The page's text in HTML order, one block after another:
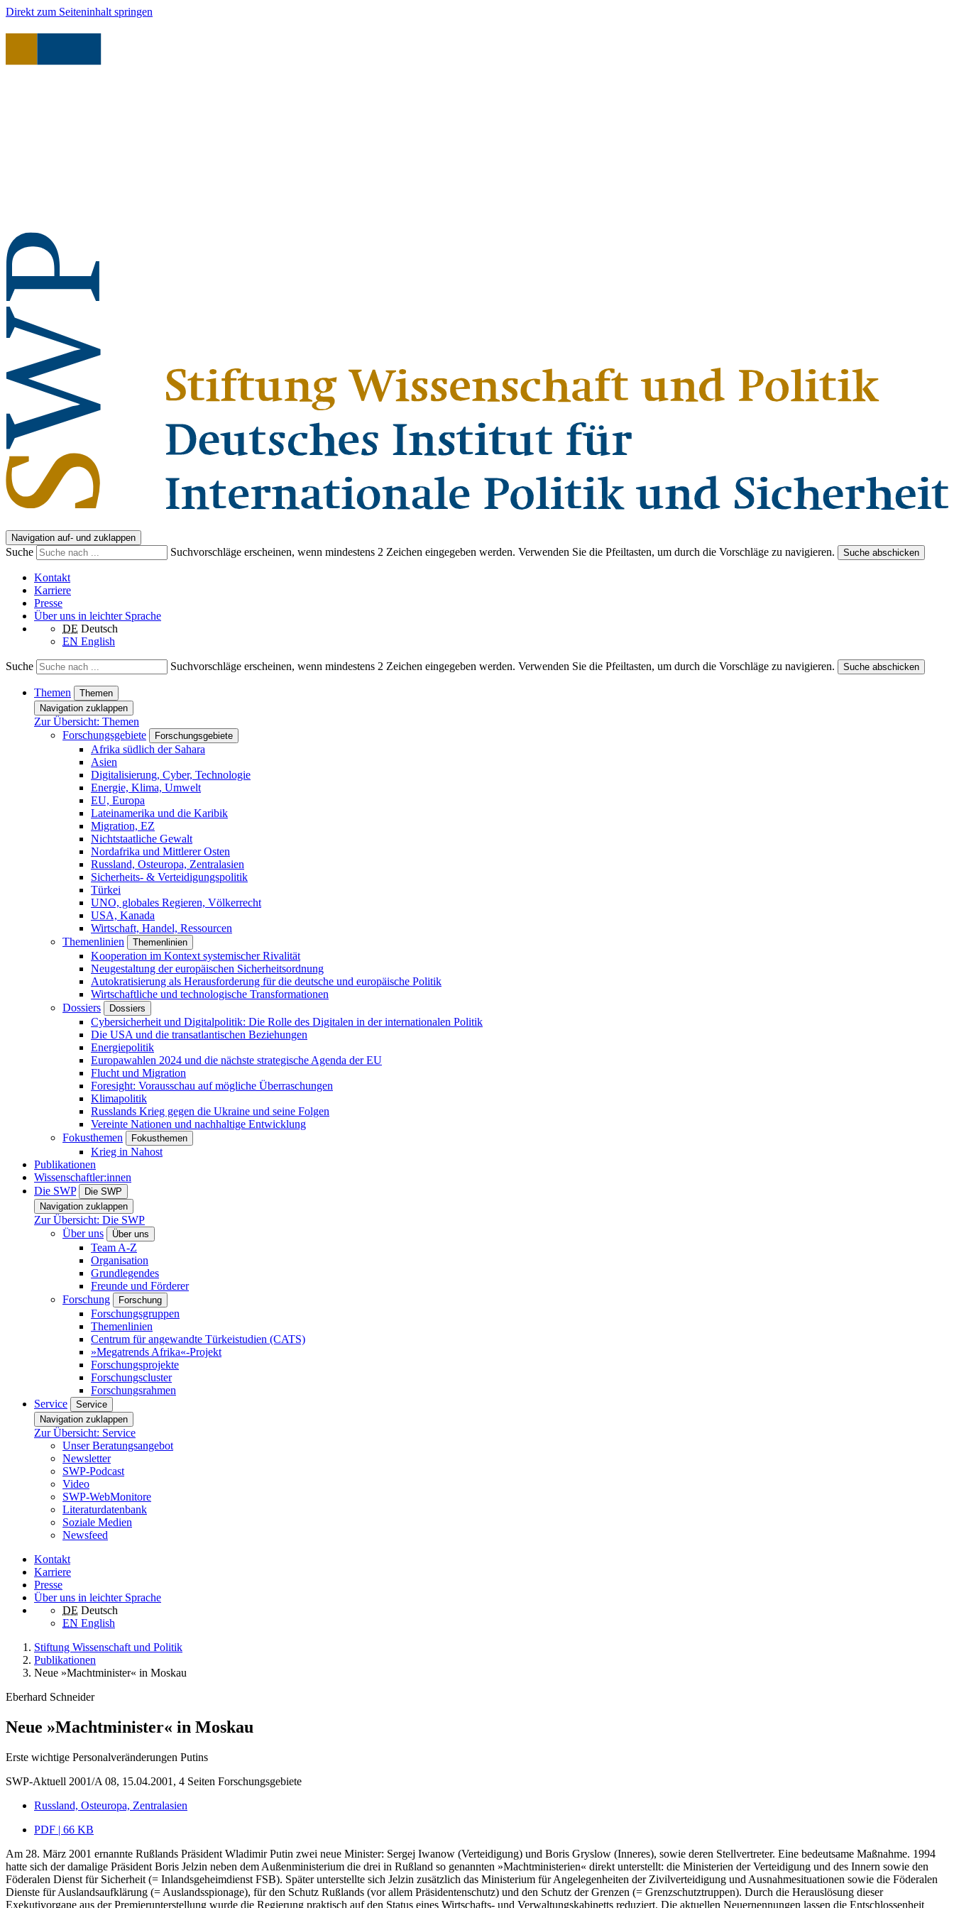
Direkt zum Seiteninhalt springen
Navigation auf- und zuklappen
Suche Suchvorschläge erscheinen, wenn mindestens 2 Zeichen eingegeben werden. Verwenden Sie die Pfeiltasten, um durch die Vorschläge zu navigieren. Suche abschicken
Kontakt
Karriere
Presse
Über uns in leichter Sprache
DE Deutsch
EN English
Suche Suchvorschläge erscheinen, wenn mindestens 2 Zeichen eingegeben werden. Verwenden Sie die Pfeiltasten, um durch die Vorschläge zu navigieren. Suche abschicken
Themen
Themen
Navigation zuklappen
Zur Übersicht: Themen
Forschungsgebiete
Forschungsgebiete
Afrika südlich der Sahara
Asien
Digitalisierung, Cyber, Technologie
Energie, Klima, Umwelt
EU, Europa
Lateinamerika und die Karibik
Migration, EZ
Nichtstaatliche Gewalt
Nordafrika und Mittlerer Osten
Russland, Osteuropa, Zentralasien
Sicherheits- & Verteidigungspolitik
Türkei
UNO, globales Regieren, Völkerrecht
USA, Kanada
Wirtschaft, Handel, Ressourcen
Themenlinien
Themenlinien
Kooperation im Kontext systemischer Rivalität
Neugestaltung der europäischen Sicherheitsordnung
Autokratisierung als Herausforderung für die deutsche und europäische Politik
Wirtschaftliche und technologische Transformationen
Dossiers
Dossiers
Cybersicherheit und Digitalpolitik: Die Rolle des Digitalen in der internationalen Politik
Die USA und die transatlantischen Beziehungen
Energiepolitik
Europawahlen 2024 und die nächste strategische Agenda der EU
Flucht und Migration
Foresight: Vorausschau auf mögliche Überraschungen
Klimapolitik
Russlands Krieg gegen die Ukraine und seine Folgen
Vereinte Nationen und nachhaltige Entwicklung
Fokusthemen
Fokusthemen
Krieg in Nahost
Publikationen
Wissenschaftler:innen
Die SWP
Die SWP
Navigation zuklappen
Zur Übersicht: Die SWP
Über uns
Über uns
Team A-Z
Organisation
Grundlegendes
Freunde und Förderer
Forschung
Forschung
Forschungsgruppen
Themenlinien
Centrum für angewandte Türkeistudien (CATS)
»Megatrends Afrika«-Projekt
Forschungsprojekte
Forschungscluster
Forschungsrahmen
Service
Service
Navigation zuklappen
Zur Übersicht: Service
Unser Beratungsangebot
Newsletter
SWP-Podcast
Video
SWP-WebMonitore
Literaturdatenbank
Soziale Medien
Newsfeed
Kontakt
Karriere
Presse
Über uns in leichter Sprache
DE Deutsch
EN English
Stiftung Wissenschaft und Politik
Publikationen
Neue »Machtminister« in Moskau
Eberhard Schneider
Neue »Machtminister« in Moskau
Erste wichtige Personalveränderungen Putins
SWP-Aktuell 2001/A 08, 15.04.2001, 4 Seiten Forschungsgebiete
Russland, Osteuropa, Zentralasien
PDF | 66 KB
Am 28. März 2001 ernannte Rußlands Präsident Wladimir Putin zwei neue Minister: Sergej Iwanow (Verteidigung) und Boris Gryslow (Inneres), sowie deren Stellvertreter. Eine bedeutsame Maßnahme. 1994
hatte sich der damalige Präsident Boris Jelzin neben dem Außenministerium die drei in Rußland so genannten »Machtministerien« direkt unterstellt: die Ministerien der Verteidigung und des Innern sowie den
Föderalen Dienst für Sicherheit (= Inlandsgeheimdienst FSB). Später unterstellte sich Jelzin zusätzlich das Ministerium für Angelegenheiten der Zivilverteidigung und Ausnahmesituationen sowie die Föderalen
Dienste für Auslandsaufklärung (= Auslandsspionage), für den Schutz Rußlands (vor allem Präsidentenschutz) und den Schutz der Grenzen (= Grenzschutztruppen). Durch die Herauslösung dieser
Exekutivorgane aus der Premierunterstellung wurde die Regierung praktisch auf den Status eines Wirtschafts- und Verwaltungskabinetts reduziert. Die aktuellen Neuernennungen lassen die Entschlossenheit